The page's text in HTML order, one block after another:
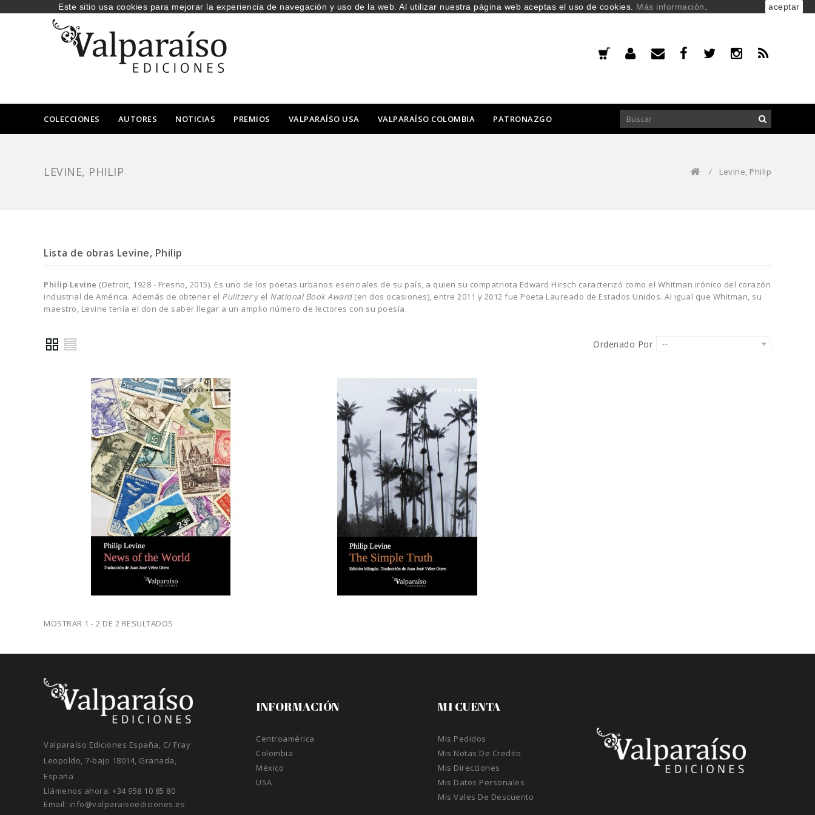
COLECCIONES AUTORES NOTICIAS PREMIOS VALPARAÍSO USA VALPARAÍSO COLOMBIA PATRONAZGO
LEVINE, PHILIP / Levine, Philip
Lista de obras Levine, Philip
Philip Levine (Detroit, 1928 - Fresno, 2015). Es uno de los poetas urbanos esenciales de su país, a quien su compatriota Edward Hirsch caracterizó como el Whitman irónico del corazón
industrial de América. Además de obtener el Pulitzery el National Book Award (en dos ocasiones), entre 2011 y 2012 fue Poeta Laureado de Estados Unidos. Al igual que Whitman, su
maestro, Levine tenía el don de saber llegar a un amplio número de lectores con su poesía.
Ordenado Por --
MOSTRAR 1 - 2 DE 2 RESULTADOS
MI CUENTA
Mis Pedidos
Mis Notas De Credito
Mis Direcciones
Mis Datos Personales
Mis Vales De Descuento
INFORMACIÓN
Centroamérica
Colombia
México
USA
Valparaíso Ediciones España, C/ Fray
Leopoldo, 7-bajo 18014, Granada,
España
Llámenos ahora: +34 958 10 85 80
Email: info@valparaisoediciones.es
Este sitio usa cookies para mejorar la experiencia de navegación y uso de la web. Al utilizar nuestra página web aceptas el uso de cookies. Más información aceptar